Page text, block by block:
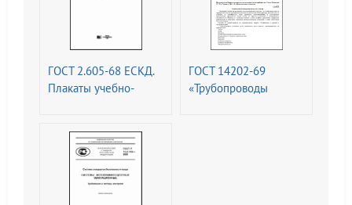
ГОСТ 2.605-68 ЕСКД.
Плакаты учебно-
требования (с
Изменениями N 1, 2)
ГОСТ 14202-69
«Трубопроводы